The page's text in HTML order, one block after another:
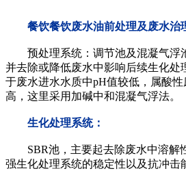
餐饮餐饮废水油前处理及废水治
预处理系统：调节池及混凝气浮
并去除或降低废水中影响后续生化处
于废水进水水质中pH值较低，属酸
高，这里采用加碱中和混凝气浮法。
生化处理系统：
SBR池，主要起去除废水中溶解
强生化处理系统的稳定性以及抗冲击